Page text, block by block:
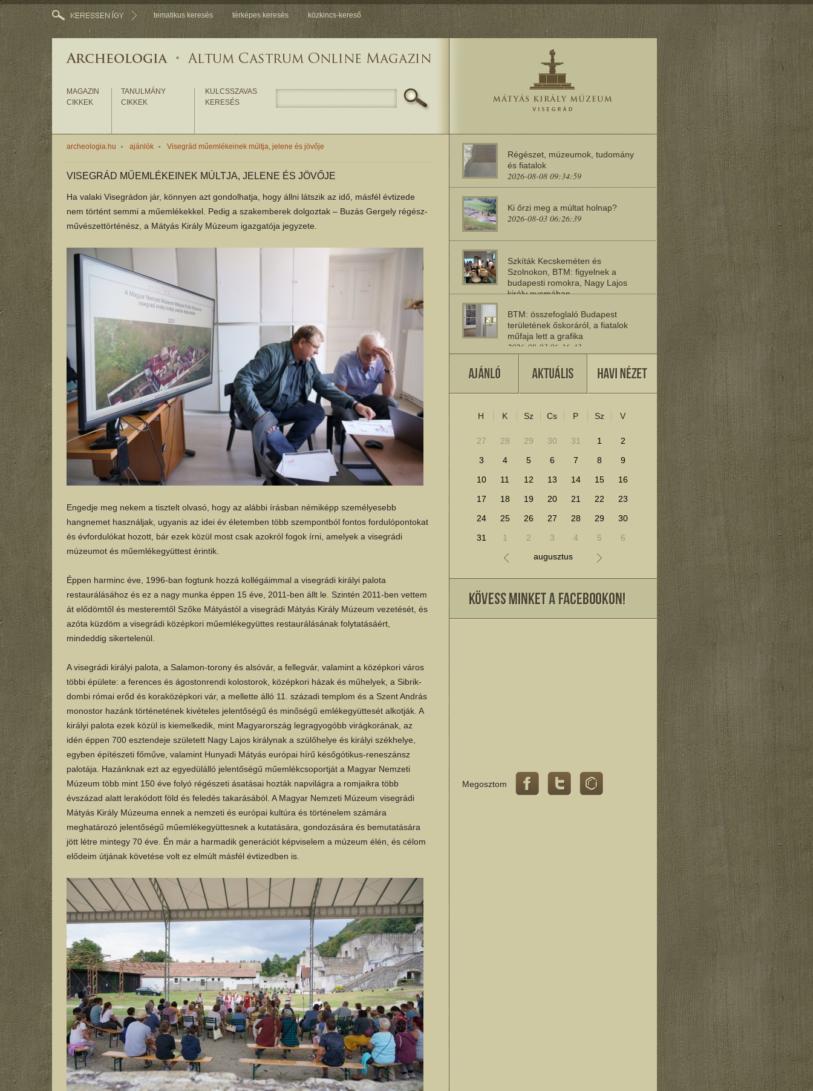
tematikus keresés térképes keresés közkincs-kereső
MAGAZIN
CIKKEK
TANULMÁNY
CIKKEK
KULCSSZAVAS
KERESÉS
archeologia.hu ajánlók Visegrád műemlékeinek múltja, jelene és jövője
VISEGRÁD MŰEMLÉKEINEK MÚLTJA, JELENE ÉS JÖVŐJE
Ha valaki Visegrádon jár, könnyen azt gondolhatja, hogy állni látszik az idő, másfél évtizede
nem történt semmi a műemlékekkel. Pedig a szakemberek dolgoztak – Buzás Gergely régész-
művészettörténész, a Mátyás Király Múzeum igazgatója jegyzete.
Engedje meg nekem a tisztelt olvasó, hogy az alábbi írásban némiképp személyesebb
hangnemet használjak, ugyanis az idei év életemben több szempontból fontos fordulópontokat
és évfordulókat hozott, bár ezek közül most csak azokról fogok írni, amelyek a visegrádi
múzeumot és műemlékegyüttest érintik.
Éppen harminc éve, 1996-ban fogtunk hozzá kollégáimmal a visegrádi királyi palota
restaurálásához és ez a nagy munka éppen 15 éve, 2011-ben állt le. Szintén 2011-ben vettem
át elődömtől és mesteremtől Szőke Mátyástól a visegrádi Mátyás Király Múzeum vezetését, és
azóta küzdöm a visegrádi középkori műemlékegyüttes restaurálásának folytatásáért,
mindeddig sikertelenül.
A visegrádi királyi palota, a Salamon-torony és alsóvár, a fellegvár, valamint a középkori város
többi épülete: a ferences és ágostonrendi kolostorok, középkori házak és műhelyek, a Sibrik-
dombi római erőd és koraközépkori vár, a mellette álló 11. századi templom és a Szent András
monostor hazánk történetének kivételes jelentőségű és minőségű emlékegyüttesét alkotják. A
királyi palota ezek közül is kiemelkedik, mint Magyarország legragyogóbb virágkorának, az
idén éppen 700 esztendeje született Nagy Lajos királynak a szülőhelye és királyi székhelye,
egyben építészeti főműve, valamint Hunyadi Mátyás európai hírű későgótikus-reneszánsz
palotája. Hazánknak ezt az egyedülálló jelentőségű műemlékcsoportját a Magyar Nemzeti
Múzeum több mint 150 éve folyó régészeti ásatásai hozták napvilágra a romjaikra több
évszázad alatt lerakódott föld és feledés takarásából. A Magyar Nemzeti Múzeum visegrádi
Mátyás Király Múzeuma ennek a nemzeti és európai kultúra és történelem számára
meghatározó jelentőségű műemlékegyüttesnek a kutatására, gondozására és bemutatására
jött létre mintegy 70 éve. Én már a harmadik generációt képviselem a múzeum élén, és célom
elődeim útjának követése volt ez elmúlt másfél évtizedben is.
Régészet, múzeumok, tudomány
és fiatalok
2026-08-08 09:34:59
Ki őrzi meg a múltat holnap?
2026-08-03 06:26:39
Szkíták Kecskeméten és
Szolnokon, BTM: figyelnek a
budapesti romokra, Nagy Lajos
király nyomában
BTM: összefoglaló Budapest
területének őskoráról, a fiatalok
műfaja lett a grafika
2026-08-03 06:16:43
A múlt jövője
2026-07-27 22:37:30
További cikkek megjelenítéséhez kattints ide!
H K Sz Cs P Sz V
27 28 29 30 31 1
2
3
4 5 6 7 8
9
10
11 12 13 14 15
16
17
18 19 20 21 22
23
24
25 26 27 28 29
30
31
1 2 3 4 5
6
augusztus
Megosztom